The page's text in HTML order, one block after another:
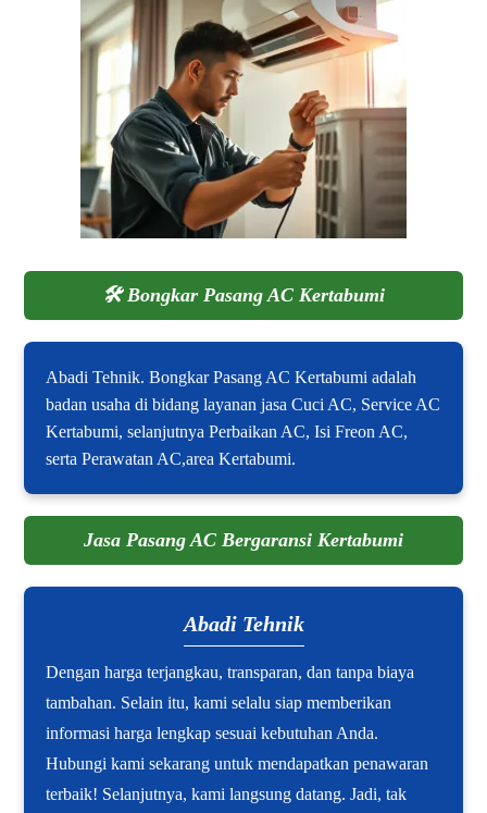
🛠️Bongkar Pasang AC Kertabumi
Abadi Tehnik. Bongkar Pasang AC Kertabumi adalah
badan usaha di bidang layanan jasa Cuci AC, Service AC
Kertabumi, selanjutnya Perbaikan AC, Isi Freon AC,
serta Perawatan AC,area Kertabumi.
Jasa Pasang AC Bergaransi Kertabumi
Abadi Tehnik
Dengan harga terjangkau, transparan, dan tanpa biaya
tambahan. Selain itu, kami selalu siap memberikan
informasi harga lengkap sesuai kebutuhan Anda.
Hubungi kami sekarang untuk mendapatkan penawaran
terbaik! Selanjutnya, kami langsung datang. Jadi, tak